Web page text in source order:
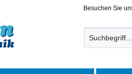
Besuchen Sie